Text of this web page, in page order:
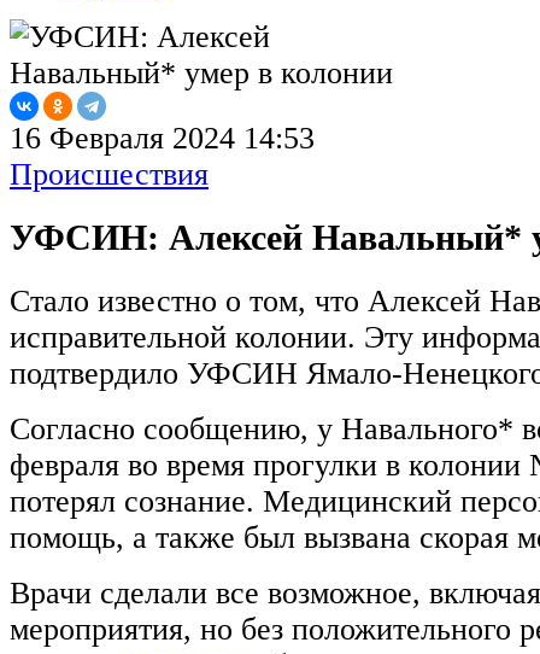
16 Февраля 2024 14:53
Происшествия
УФСИН: Алексей Навальный*
Стало известно о том, что Алексей
исправительной колонии. Эту
подтвердило УФСИН Ямало-
Согласно сообщению, у Навального*
февраля во время прогулки в
потерял сознание. Медицинский
помощь, а также был вызвана скорая
Врачи сделали все возможное,
мероприятия, но без положительного